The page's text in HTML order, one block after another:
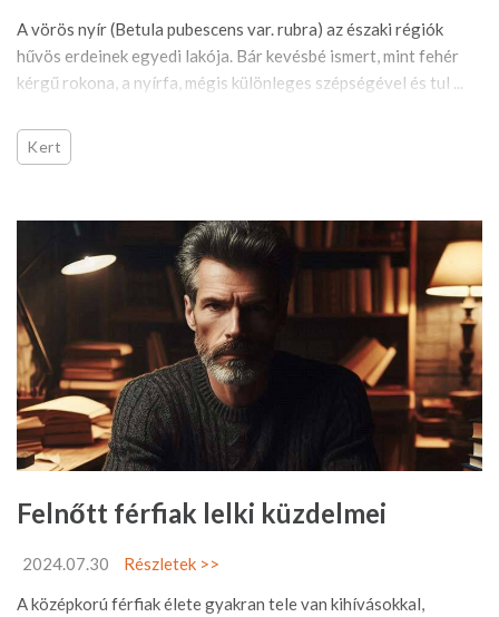
A vörös nyír (Betula pubescens var. rubra) az északi régiók
hűvös erdeinek egyedi lakója. Bár kevésbé ismert, mint fehér
kérgű rokona, a nyírfa, mégis különleges szépségével és tul ...
Kert
Felnőtt férfiak lelki küzdelmei
2024.07.30
Részletek >>
A középkorú férfiak élete gyakran tele van kihívásokkal,